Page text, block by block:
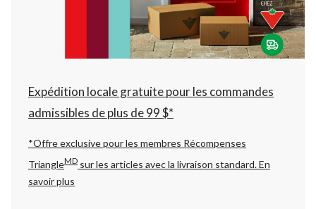
Ouvert,
Fermeture
à
22:00
changer
Expédition locale gratuite pour les commandes
admissibles de plus de 99 $*
*Offre exclusive pour les membres Récompenses
TriangleMD sur les articles avec la livraison standard.En
savoir plus